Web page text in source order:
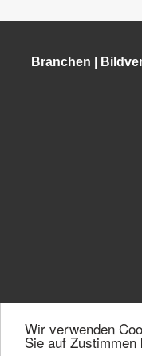
Wir verwenden
Sie auf
Branchen
©2026 VMT